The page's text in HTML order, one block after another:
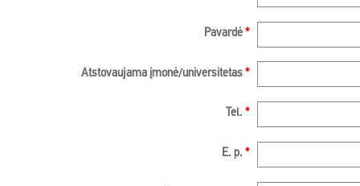
Pavardė *
Atstovaujama įmonė/universitetas *
Tel. *
E. p. *